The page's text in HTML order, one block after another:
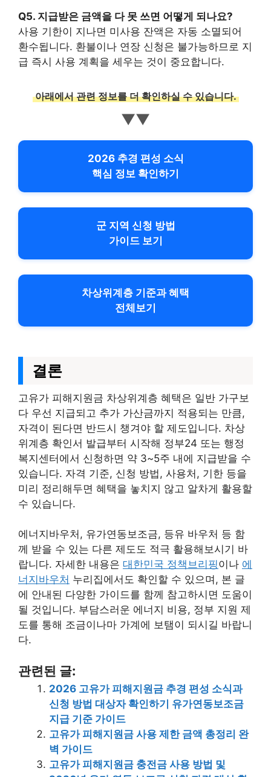
Q5. 지급받은 금액을 다 못 쓰면 어떻게 되나요?
사용 기한이 지나면 미사용 잔액은 자동 소멸되어
환수됩니다. 환불이나 연장 신청은 불가능하므로 지
급 즉시 사용 계획을 세우는 것이 중요합니다.
아래에서 관련 정보를 더 확인하실 수 있습니다.
▼▼
2026 추경 편성 소식
핵심 정보 확인하기
군 지역 신청 방법
가이드 보기
차상위계층 기준과 혜택
전체보기
결론
고유가 피해지원금 차상위계층 혜택은 일반 가구보
다 우선 지급되고 추가 가산금까지 적용되는 만큼,
자격이 된다면 반드시 챙겨야 할 제도입니다. 차상
위계층 확인서 발급부터 시작해 정부24 또는 행정
복지센터에서 신청하면 약 3~5주 내에 지급받을 수
있습니다. 자격 기준, 신청 방법, 사용처, 기한 등을
미리 정리해두면 혜택을 놓치지 않고 알차게 활용할
수 있습니다.
에너지바우처, 유가연동보조금, 등유 바우처 등 함
께 받을 수 있는 다른 제도도 적극 활용해보시기 바
랍니다. 자세한 내용은 대한민국 정책브리핑이나 에
너지바우처 누리집에서도 확인할 수 있으며, 본 글
에 안내된 다양한 가이드를 함께 참고하시면 도움이
될 것입니다. 부담스러운 에너지 비용, 정부 지원 제
도를 통해 조금이나마 가계에 보탬이 되시길 바랍니
다.
관련된 글:
2026 고유가 피해지원금 추경 편성 소식과
신청 방법 대상자 확인하기 유가연동보조금
지급 기준 가이드
고유가 피해지원금 사용 제한 금액 총정리 완
벽 가이드
고유가 피해지원금 충전금 사용 방법 및